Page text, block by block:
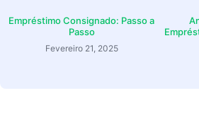
Empréstimo Consignado: Passo a
Passo
Fevereiro 21, 2025